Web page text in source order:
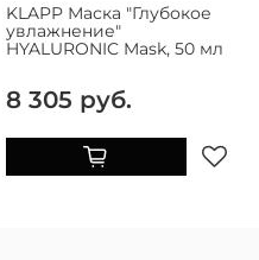
KLAPP Маска "Глубокое
увлажнение"
HYALURONIC Mask, 50 мл
8 305 руб.